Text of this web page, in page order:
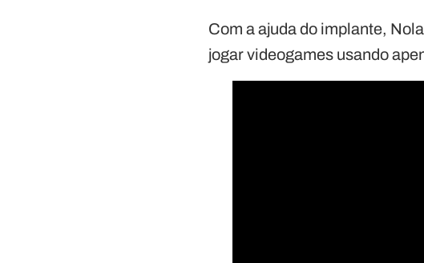
Com a ajuda do implante,
jogar videogames usando